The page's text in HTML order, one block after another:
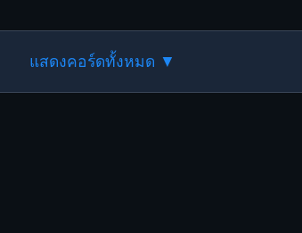
แสดงคอร์ดทั้งหมด ▼